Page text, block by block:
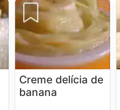
Creme delícia de
banana